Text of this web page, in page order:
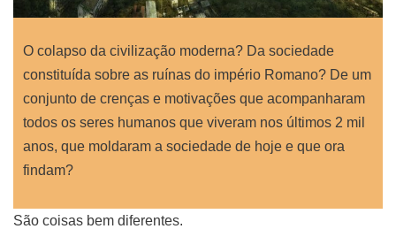
O colapso da civilização moderna? Da sociedade
constituída sobre as ruínas do império Romano? De um
conjunto de crenças e motivações que acompanharam
todos os seres humanos que viveram nos últimos 2 mil
anos, que moldaram a sociedade de hoje e que ora
findam?
São coisas bem diferentes.